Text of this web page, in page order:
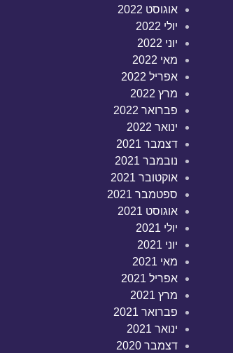
אוגוסט 2022
יולי 2022
יוני 2022
מאי 2022
אפריל 2022
מרץ 2022
פברואר 2022
ינואר 2022
דצמבר 2021
נובמבר 2021
אוקטובר 2021
ספטמבר 2021
אוגוסט 2021
יולי 2021
יוני 2021
מאי 2021
אפריל 2021
מרץ 2021
פברואר 2021
ינואר 2021
דצמבר 2020